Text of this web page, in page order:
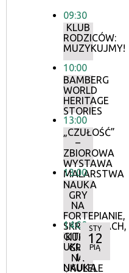
09:30
KLUB
RODZICÓW:
MUZYKUJMY!
10:00
BAMBERG
WORLD
HERITAGE
STORIES
13:00
„CZUŁOŚĆ”
–
ZBIOROWA
WYSTAWA
MALARSTWA
13:00
NAUKA
GRY
NA
FORTEPIANIE,
SKRZYPCACH,
GITARZE,
UKULELE
I
NAUKA
14:00
KURS
GRY
NA
UKULELE
STY
12
PIĄ